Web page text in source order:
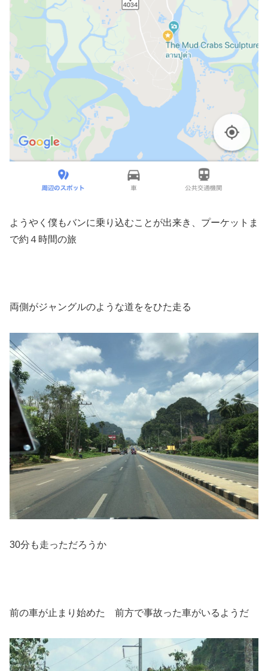
ようやく僕もバンに乗り込むことが出来き、プーケットま
で約４時間の旅
両側がジャングルのような道ををひた走る
30分も走っただろうか
前の車が止まり始めた 前方で事故った車がいるようだ